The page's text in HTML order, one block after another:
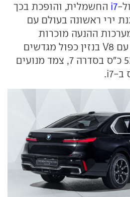
i7 החשמלית, והופכת בכך
ירי ראשונה בעולם עם
ההנעה מוכרות
מהדגמים הסדרתיים, עם V8 בנזין כפול מגדשים
בנפח 4.4 ליטר עם 530 כ"ס בסדרה 7, צמד מנועים